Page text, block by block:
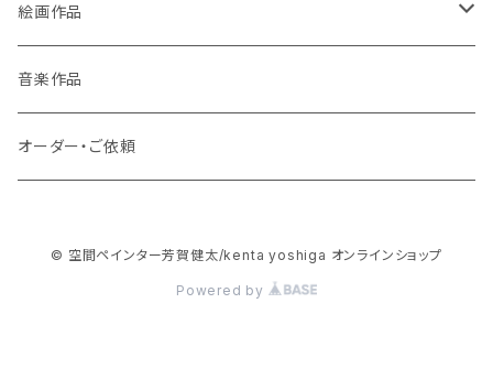
ポストカード
缶バッチ
ストラップ
絵画作品
原画作品
風景画
複製画作品
音楽作品
オーダー・ご依頼
© 空間ペインター芳賀健太/kenta yoshiga オンラインショップ
Powered by